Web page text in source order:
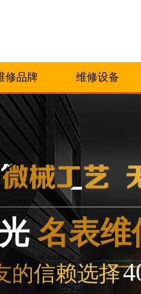
修品牌 维修设备
名表维
的信赖选择